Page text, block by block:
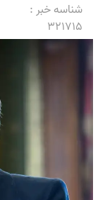
شناسه خبر :
321715